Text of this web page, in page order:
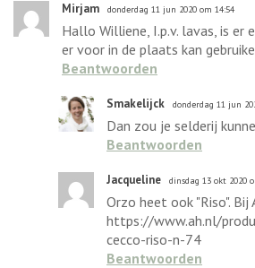
Mirjam donderdag 11 jun 2020 om 14:54
Hallo Williene, I.p.v. lavas, is er
er voor in de plaats kan
Beantwoorden
Smakelijck donderdag 11 jun
Dan zou je selderij
Beantwoorden
Jacqueline dinsdag 13 okt 2020
Orzo heet ook "Riso". Bij
https://www.ah.nl/
cecco-riso-n-74
Beantwoorden